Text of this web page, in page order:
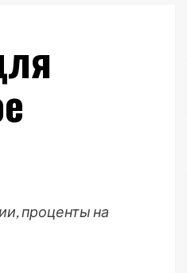
проценты на